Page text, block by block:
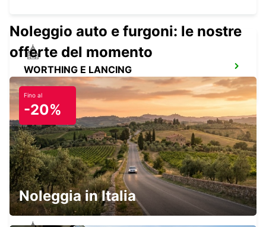
WORTHING E LANCING
LANCING - UNITED KINGDOM
SWINDON CENTRO
SWINDON - UNITED KINGDOM
Noleggio auto e furgoni: le nostre
offerte del momento
Fino al
-20%
Noleggia in Italia